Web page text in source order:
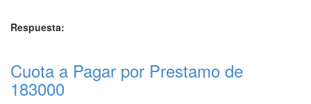
Respuesta:
Cuota a Pagar por Prestamo de
183000